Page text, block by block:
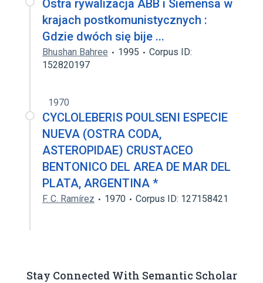
Ostra rywalizacja ABB i Siemensa w
krajach postkomunistycznych :
Gdzie dwóch się bije ...
Bhushan Bahree 1995
Corpus ID:
152820197
1970
CYCLOLEBERIS POULSENI ESPECIE
NUEVA (OSTRA CODA,
ASTEROPlDAE) CRUSTACEO
BENTONICO DEL AREA DE MAR DEL
PLATA, ARGENTINA *
F. C. Ramírez 1970 Corpus ID: 127158421
Stay Connected With Semantic Scholar